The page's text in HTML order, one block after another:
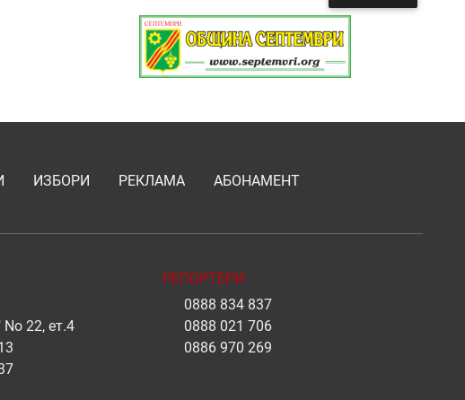
ИЗБОРИ РЕКЛАМА АБОНАМЕНТ
22, ет.4
РЕПОРТЕРИ
0888 834 837
0888 021 706
0886 970 269